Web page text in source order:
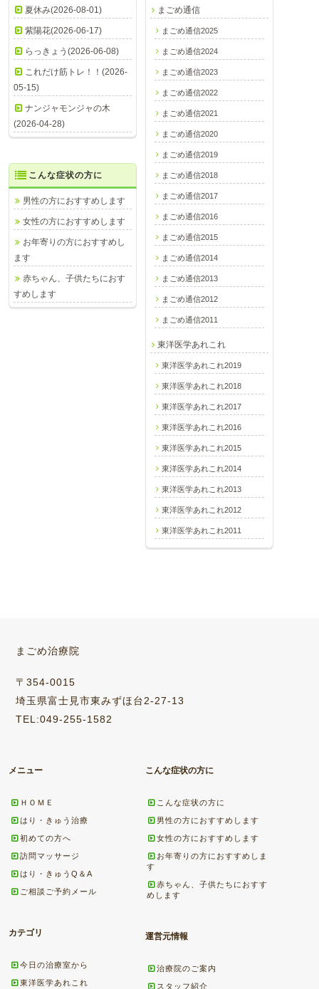
夏休み(2026-08-01)
紫陽花(2026-06-17)
らっきょう(2026-06-08)
これだけ筋トレ！！(2026-
05-15)
ナンジャモンジャの木
(2026-04-28)
まごめ通信
まごめ通信2025
まごめ通信2024
まごめ通信2023
まごめ通信2022
まごめ通信2021
まごめ通信2020
まごめ通信2019
まごめ通信2018
まごめ通信2017
まごめ通信2016
まごめ通信2015
まごめ通信2014
まごめ通信2013
まごめ通信2012
まごめ通信2011
東洋医学あれこれ
東洋医学あれこれ2019
東洋医学あれこれ2018
東洋医学あれこれ2017
東洋医学あれこれ2016
東洋医学あれこれ2015
東洋医学あれこれ2014
東洋医学あれこれ2013
東洋医学あれこれ2012
東洋医学あれこれ2011
こんな症状の方に
男性の方におすすめします
女性の方におすすめします
お年寄りの方におすすめし
ます
赤ちゃん、子供たちにおす
すめします
まごめ治療院
〒354-0015
埼玉県富士見市東みずほ台2-27-13
TEL:049-255-1582
メニュー
ＨＯＭＥ
はり・きゅう治療
初めての方へ
訪問マッサージ
はり・きゅうQ＆A
ご相談ご予約メール
こんな症状の方に
こんな症状の方に
男性の方におすすめします
女性の方におすすめします
お年寄りの方におすすめしま
す
赤ちゃん、子供たちにおすす
めします
カテゴリ
今日の治療室から
東洋医学あれこれ
運営元情報
治療院のご案内
スタッフ紹介